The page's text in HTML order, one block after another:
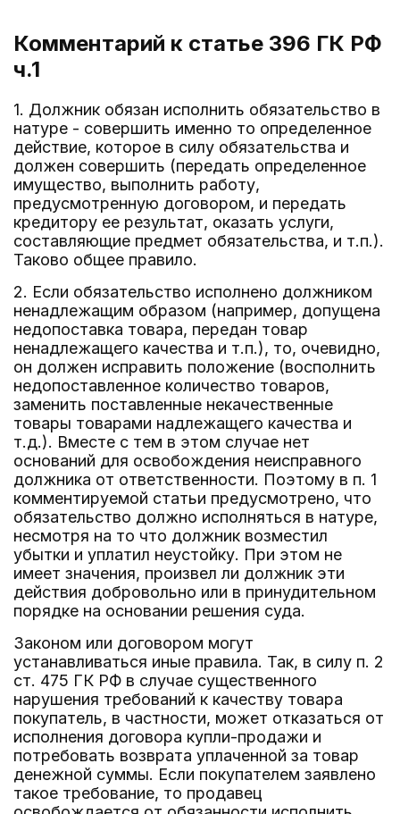
Комментарий к статье 396 ГК РФ
ч.1
1. Должник обязан исполнить обязательство в
натуре - совершить именно то определенное
действие, которое в силу обязательства и
должен совершить (передать определенное
имущество, выполнить работу,
предусмотренную договором, и передать
кредитору ее результат, оказать услуги,
составляющие предмет обязательства, и т.п.).
Таково общее правило.
2. Если обязательство исполнено должником
ненадлежащим образом (например, допущена
недопоставка товара, передан товар
ненадлежащего качества и т.п.), то, очевидно,
он должен исправить положение (восполнить
недопоставленное количество товаров,
заменить поставленные некачественные
товары товарами надлежащего качества и
т.д.). Вместе с тем в этом случае нет
оснований для освобождения неисправного
должника от ответственности. Поэтому в п. 1
комментируемой статьи предусмотрено, что
обязательство должно исполняться в натуре,
несмотря на то что должник возместил
убытки и уплатил неустойку. При этом не
имеет значения, произвел ли должник эти
действия добровольно или в принудительном
порядке на основании решения суда.
Законом или договором могут
устанавливаться иные правила. Так, в силу п. 2
ст. 475 ГК РФ в случае существенного
нарушения требований к качеству товара
покупатель, в частности, может отказаться от
исполнения договора купли-продажи и
потребовать возврата уплаченной за товар
денежной суммы. Если покупателем заявлено
такое требование, то продавец